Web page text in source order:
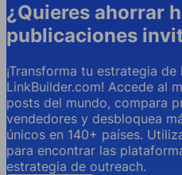
¿Quieres ahorrar
publicaciones
¡Transforma tu estrategia
LinkBuilder.com! Accede al
posts del mundo, compara
vendedores y desbloquea
únicos en 140+ países.
para encontrar las
estrategia de outreach.